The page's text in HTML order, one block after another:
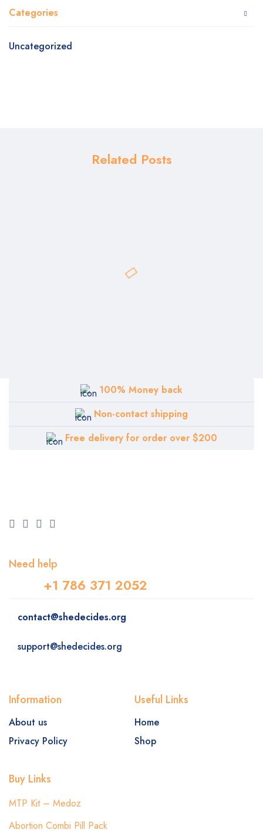
Categories
Uncategorized
Related Posts
100% Money back
Non-contact shipping
Free delivery for order over $200
Need help
+1 786 371 2052
contact@shedecides.org
support@shedecides.org
Information
About us
Privacy Policy
Useful Links
Home
Shop
Buy Links
MTP Kit – Medoz
Abortion Combi Pill Pack